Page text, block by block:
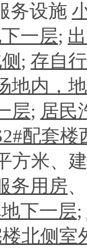
务设施
一层;
; 存自
地内，
层; 居民
配套
方米、
务用房
下一层;
北侧室